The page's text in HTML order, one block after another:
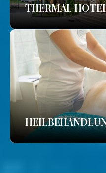
THERMAL